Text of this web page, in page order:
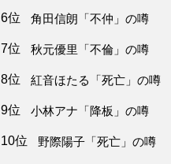
6位 角田信朗「不仲」の噂
7位 秋元優里「不倫」の噂
8位 紅音ほたる「死亡」の噂
9位 小林アナ「降板」の噂
10位 野際陽子「死亡」の噂